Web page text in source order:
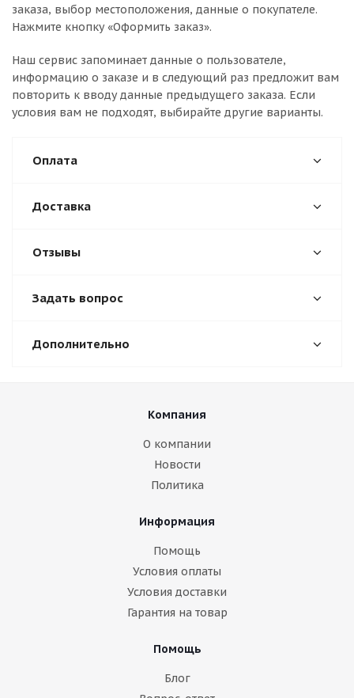
заказа, выбор местоположения, данные о покупателе.
Нажмите кнопку «Оформить заказ».
Наш сервис запоминает данные о пользователе,
информацию о заказе и в следующий раз предложит вам
повторить к вводу данные предыдущего заказа. Если
условия вам не подходят, выбирайте другие варианты.
Оплата
Доставка
Отзывы
Задать вопрос
Дополнительно
Компания
О компании
Новости
Политика
Информация
Помощь
Условия оплаты
Условия доставки
Гарантия на товар
Помощь
Блог